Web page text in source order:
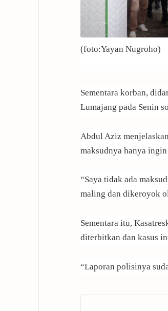
(foto:Yayan Nugroho)
Sementara korban,
Lumajang pada Senin
Abdul Aziz
maksudnya hanya
“Saya tidak ada
maling dan dikeroyok
Sementara itu,
diterbitkan dan kasus
“Laporan polisinya